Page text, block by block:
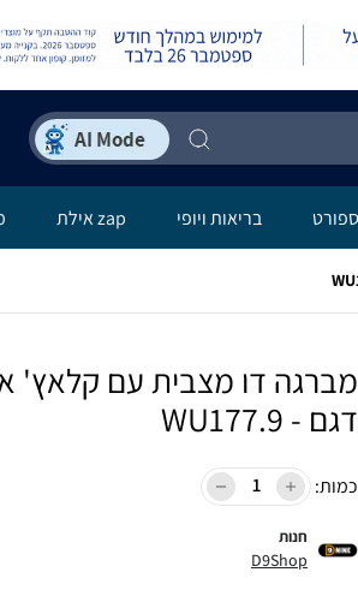
בריאות ויופי zap אילת
מברגה דו מצבית עם קלאץ'
דגם - WU177.9
כמות:
חנות
D9Shop